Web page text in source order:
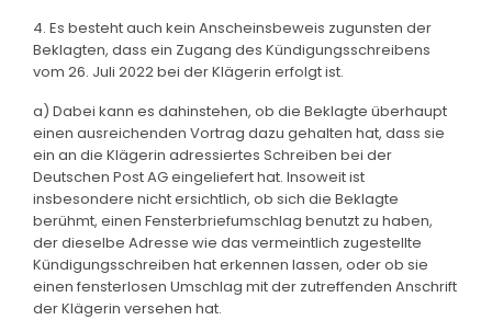
4. Es besteht auch kein Anscheinsbeweis zugunsten der
Beklagten, dass ein Zugang des Kündigungsschreibens
vom 26. Juli 2022 bei der Klägerin erfolgt ist.
a) Dabei kann es dahinstehen, ob die Beklagte überhaupt
einen ausreichenden Vortrag dazu gehalten hat, dass sie
ein an die Klägerin adressiertes Schreiben bei der
Deutschen Post AG eingeliefert hat. Insoweit ist
insbesondere nicht ersichtlich, ob sich die Beklagte
berühmt, einen Fensterbriefumschlag benutzt zu haben,
der dieselbe Adresse wie das vermeintlich zugestellte
Kündigungsschreiben hat erkennen lassen, oder ob sie
einen fensterlosen Umschlag mit der zutreffenden Anschrift
der Klägerin versehen hat.